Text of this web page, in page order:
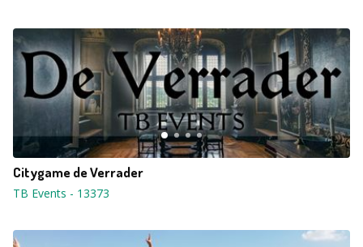
Citygame de Verrader
TB Events - 13373